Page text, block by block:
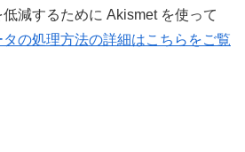
減するために Akismet を使って
タの処理方法の詳細はこちらをご覧